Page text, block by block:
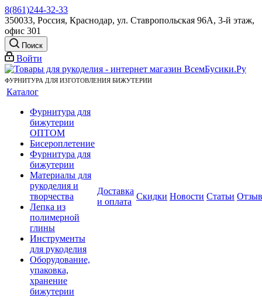
8(861)244-32-33
350033, Россия, Краснодар, ул. Ставропольская 96А, 3-й этаж,
офис 301
Поиск
Войти
ФУРНИТУРА ДЛЯ ИЗГОТОВЛЕНИЯ БИЖУТЕРИИ
Каталог
Фурнитура для
бижутерии
ОПТОМ
Бисероплетение
Фурнитура для
бижутерии
Материалы для
рукоделия и
творчества
Лепка из
полимерной
глины
Инструменты
для рукоделия
Оборудование,
упаковка,
хранение
бижутерии
Доставка
и оплата
Скидки Новости Статьи